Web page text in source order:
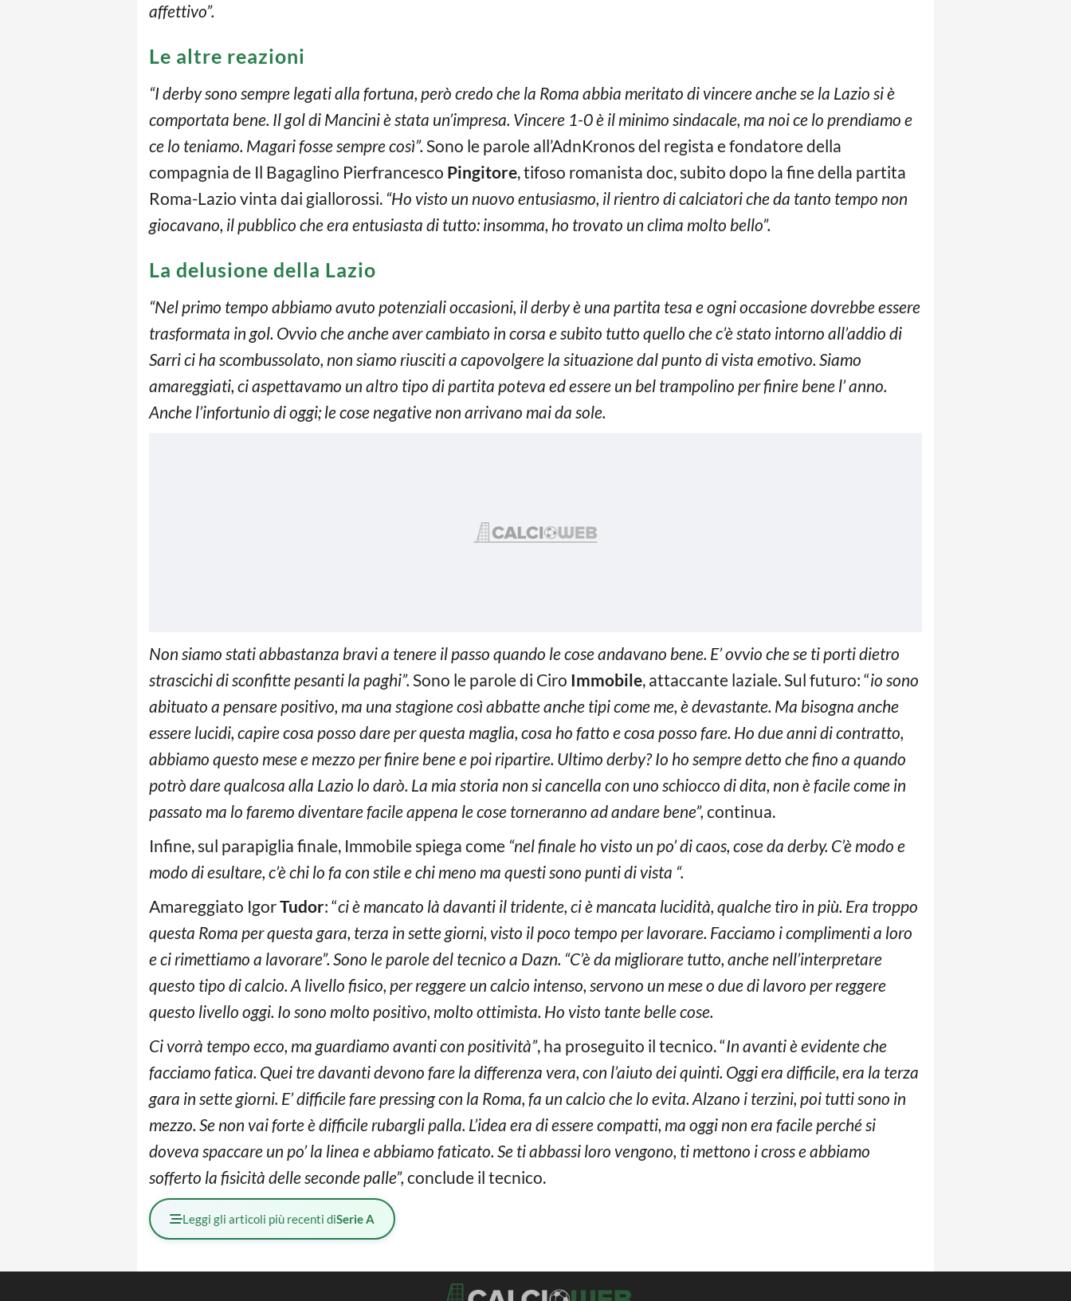
affettivo”.
Le altre reazioni
“I derby sono sempre legati alla fortuna, però credo che la Roma abbia meritato di vincere anche se la Lazio si è
comportata bene. Il gol di Mancini è stata un’impresa. Vincere 1-0 è il minimo sindacale, ma noi ce lo prendiamo e
ce lo teniamo. Magari fosse sempre così”. Sono le parole all’AdnKronos del regista e fondatore della
compagnia de Il Bagaglino Pierfrancesco Pingitore, tifoso romanista doc, subito dopo la fine della partita
Roma-Lazio vinta dai giallorossi. “Ho visto un nuovo entusiasmo, il rientro di calciatori che da tanto tempo non
giocavano, il pubblico che era entusiasta di tutto: insomma, ho trovato un clima molto bello”.
La delusione della Lazio
“Nel primo tempo abbiamo avuto potenziali occasioni, il derby è una partita tesa e ogni occasione dovrebbe essere
trasformata in gol. Ovvio che anche aver cambiato in corsa e subito tutto quello che c’è stato intorno all’addio di
Sarri ci ha scombussolato, non siamo riusciti a capovolgere la situazione dal punto di vista emotivo. Siamo
amareggiati, ci aspettavamo un altro tipo di partita poteva ed essere un bel trampolino per finire bene l’ anno.
Anche l’infortunio di oggi; le cose negative non arrivano mai da sole.
Non siamo stati abbastanza bravi a tenere il passo quando le cose andavano bene. E’ ovvio che se ti porti dietro
strascichi di sconfitte pesanti la paghi”. Sono le parole di Ciro Immobile, attaccante laziale. Sul futuro: “io sono
abituato a pensare positivo, ma una stagione così abbatte anche tipi come me, è devastante. Ma bisogna anche
essere lucidi, capire cosa posso dare per questa maglia, cosa ho fatto e cosa posso fare. Ho due anni di contratto,
abbiamo questo mese e mezzo per finire bene e poi ripartire. Ultimo derby? Io ho sempre detto che fino a quando
potrò dare qualcosa alla Lazio lo darò. La mia storia non si cancella con uno schiocco di dita, non è facile come in
passato ma lo faremo diventare facile appena le cose torneranno ad andare bene”, continua.
Infine, sul parapiglia finale, Immobile spiega come “nel finale ho visto un po’ di caos, cose da derby. C’è modo e
modo di esultare, c’è chi lo fa con stile e chi meno ma questi sono punti di vista “.
Amareggiato IgorTudor: “ci è mancato là davanti il tridente, ci è mancata lucidità, qualche tiro in più. Era troppo
questa Roma per questa gara, terza in sette giorni, visto il poco tempo per lavorare. Facciamo i complimenti a loro
e ci rimettiamo a lavorare”. Sono le parole del tecnico a Dazn. “C’è da migliorare tutto, anche nell’interpretare
questo tipo di calcio. A livello fisico, per reggere un calcio intenso, servono un mese o due di lavoro per reggere
questo livello oggi. Io sono molto positivo, molto ottimista. Ho visto tante belle cose.
Ci vorrà tempo ecco, ma guardiamo avanti con positività”, ha proseguito il tecnico. “In avanti è evidente che
facciamo fatica. Quei tre davanti devono fare la differenza vera, con l’aiuto dei quinti. Oggi era difficile, era la terza
gara in sette giorni. E’ difficile fare pressing con la Roma, fa un calcio che lo evita. Alzano i terzini, poi tutti sono in
mezzo. Se non vai forte è difficile rubargli palla. L’idea era di essere compatti, ma oggi non era facile perché si
doveva spaccare un po’ la linea e abbiamo faticato. Se ti abbassi loro vengono, ti mettono i cross e abbiamo
sofferto la fisicità delle seconde palle”, conclude il tecnico.
Leggi gli articoli più recenti diSerie A